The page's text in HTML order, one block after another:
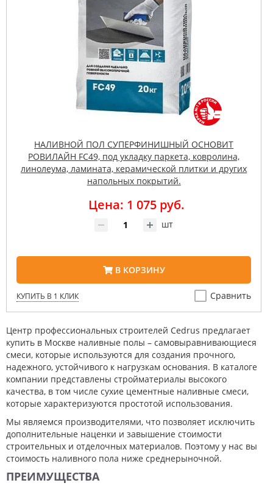
НАЛИВНОЙ ПОЛ СУПЕРФИНИШНЫЙ ОСНОВИТ
РОВИЛАЙН FC49, под укладку паркета, ковролина,
линолеума, ламината, керамической плитки и других
напольных покрытий.
Цена: 1 075 руб.
шт
В КОРЗИНУ
КУПИТЬ В 1 КЛИК Сравнить
Центр профессиональных строителей Cedrus предлагает
купить в Москве наливные полы – самовыравнивающиеся
смеси, которые используются для создания прочного,
надежного, устойчивого к нагрузкам основания. В каталоге
компании представлены стройматериалы высокого
качества, в том числе сухие цементные наливные смеси,
которые характеризуются простотой использования.
Мы являемся производителями, что позволяет исключить
дополнительные наценки и завышение стоимости
строительных и отделочных материалов. Поэтому у нас вы
стоимость наливного пола ниже среднерыночной.
ПРЕИМУЩЕСТВА